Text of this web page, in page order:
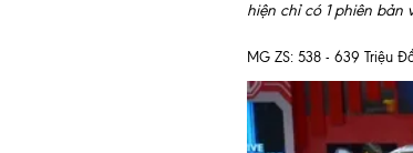
hiện chỉ có 1 phiên
MG ZS: 538 - 639 Triệu